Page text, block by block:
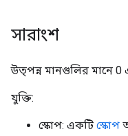
সারাংশ
উত্পন্ন মানগুলির মানে 0
যুক্তি:
স্কোপ: একটি স্কোপ